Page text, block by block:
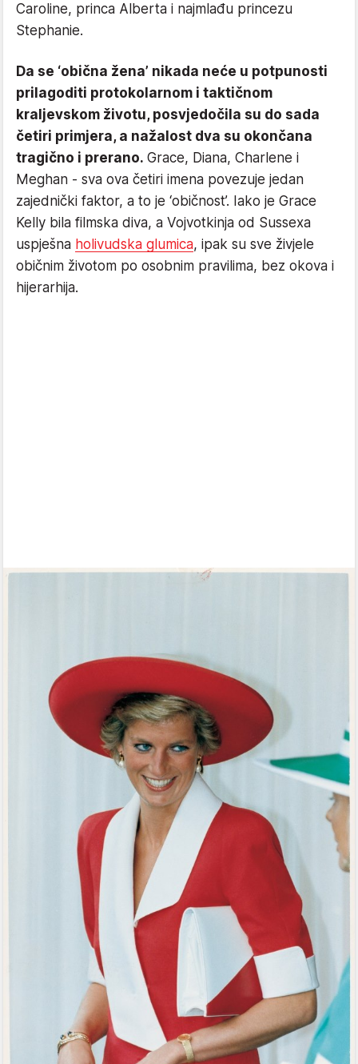
Caroline, princa Alberta i najmlađu princezu
Stephanie.
Da se ‘obična žena’ nikada neće u potpunosti
prilagoditi protokolarnom i taktičnom
kraljevskom životu, posvjedočila su do sada
četiri primjera, a nažalost dva su okončana
tragično i prerano. Grace, Diana, Charlene i
Meghan - sva ova četiri imena povezuje jedan
zajednički faktor, a to je ‘običnost’. Iako je Grace
Kelly bila filmska diva, a Vojvotkinja od Sussexa
uspješna holivudska glumica, ipak su sve živjele
običnim životom po osobnim pravilima, bez okova i
hijerarhija.